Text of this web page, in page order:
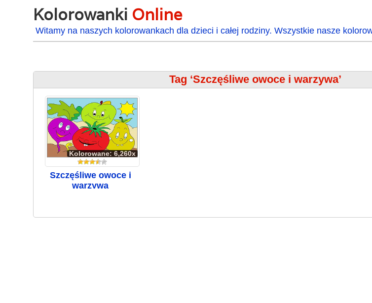
Kolorowanki Online
Witamy na naszych kolorowankach dla dzieci i całej rodziny. Wszystkie nasze
Tag ‘Szczęśliwe owoce i warzywa’
Kolorowane: 6,260x
Szczęśliwe owoce i
warzywa